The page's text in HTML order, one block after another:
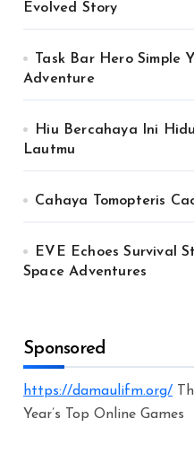
Evolved Story
Task Bar Hero
Adventure
Hiu Bercahaya Ini
Lautmu
Cahaya Tomopteris
EVE Echoes Survival
Space Adventures
Sponsored
https://damaulifm.org/
Year’s Top Online Games